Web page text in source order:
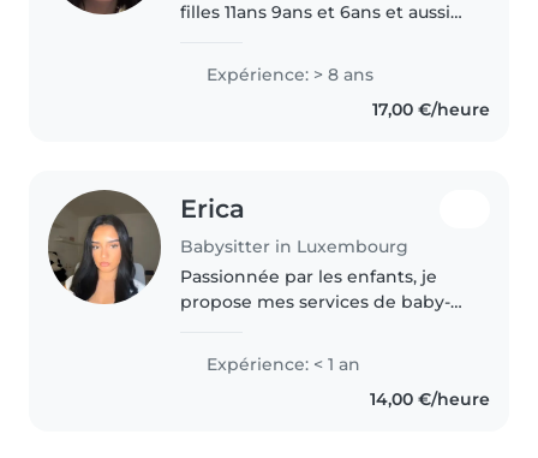
filles 11ans 9ans et 6ans et aussi
vie aux familles j'habite au
Luxembourg je suis disponible
pour la garde de vos enfants..
Expérience: > 8 ans
17,00 €/heure
Erica
Babysitter in Luxembourg
Passionnée par les enfants, je
propose mes services de baby-
bienveillance. Habituée à
m'occuper de ma petite sœur
depuis sa naissance et ayant déjà
Expérience: < 1 an
14,00 €/heure